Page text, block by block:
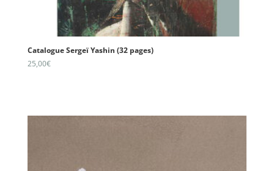
Catalogue Sergeï Yashin (32 pages)
25,00€